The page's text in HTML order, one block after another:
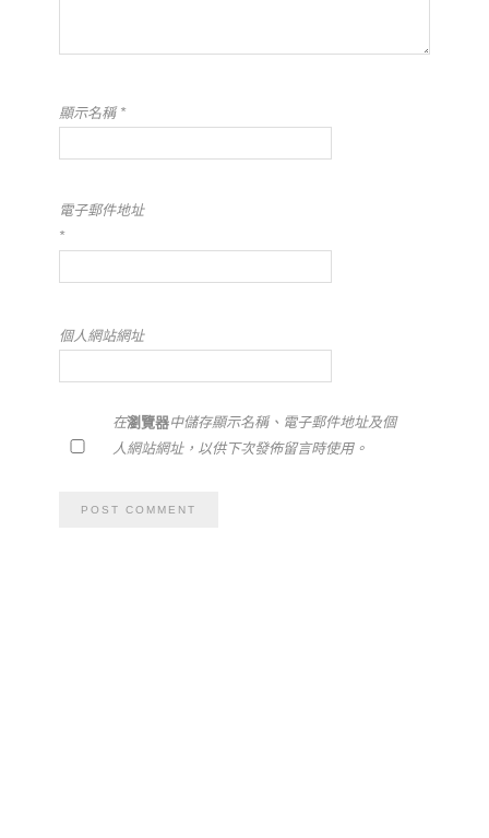
顯示名稱 *
電子郵件地址
*
個人網站網址
在瀏覽器中儲存顯示名稱、電子郵件地址及個
人網站網址，以供下次發佈留言時使用。